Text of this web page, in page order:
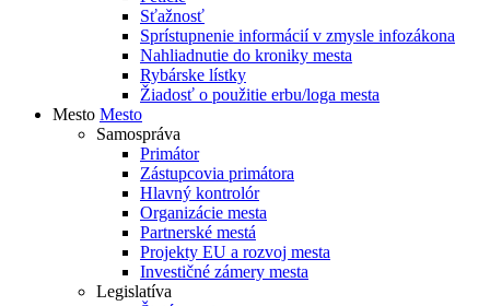
Sťažnosť
Sprístupnenie informácií v zmysle infozákona
Nahliadnutie do kroniky mesta
Rybárske lístky
Žiadosť o použitie erbu/loga mesta
Mesto Mesto
Samospráva
Primátor
Zástupcovia primátora
Hlavný kontrolór
Organizácie mesta
Partnerské mestá
Projekty EU a rozvoj mesta
Investičné zámery mesta
Legislatíva